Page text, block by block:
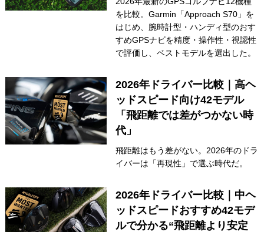
を比較。Garmin「Approach S70」を
はじめ、腕時計型・ハンディ型のおす
すめGPSナビを精度・操作性・視認性
で評価し、ベストモデルを選出した。
2026年ドライバー比較｜高ヘ
ッドスピード向け42モデル
「飛距離では差がつかない時
代」
飛距離はもう差がない。2026年のドラ
イバーは「再現性」で選ぶ時代だ。
2026年ドライバー比較｜中ヘ
ッドスピードおすすめ42モデ
ルで分かる“飛距離より安定